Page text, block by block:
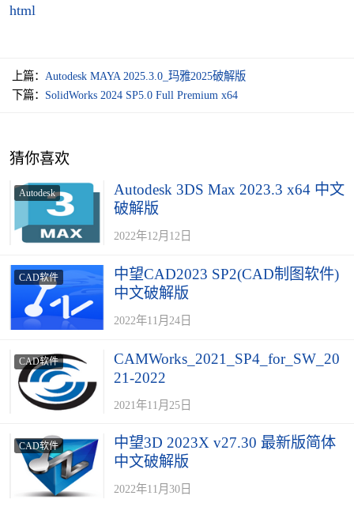
html
上篇： Autodesk MAYA 2025.3.0_玛雅2025破解版
下篇： SolidWorks 2024 SP5.0 Full Premium x64
猜你喜欢
Autodesk
Autodesk 3DS Max 2023.3 x64 中文
破解版
2022年12月12日
CAD软件
中望CAD2023 SP2(CAD制图软件)
中文破解版
2022年11月24日
CAD软件
CAMWorks_2021_SP4_for_SW_20
21-2022
2021年11月25日
CAD软件
中望3D 2023X v27.30 最新版简体
中文破解版
2022年11月30日